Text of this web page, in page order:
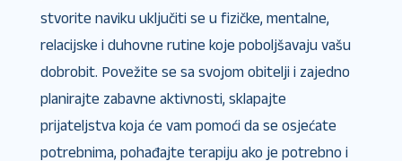
stvorite naviku uključiti se u fizičke, mentalne,
relacijske i duhovne rutine koje poboljšavaju vašu
dobrobit. Povežite se sa svojom obitelji i zajedno
planirajte zabavne aktivnosti, sklapajte
prijateljstva koja će vam pomoći da se osjećate
potrebnima, pohađajte terapiju ako je potrebno i